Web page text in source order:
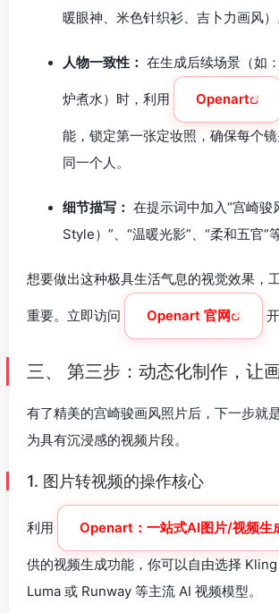
暖眼神、米色针织衫、吉卜力画风）
人物一致性： 在生成后续场景（如
炉煮水）时，利用 Openart
能，锁定第一张定妆照，确保每个
同一个人。
细节描写： 在提示词中加入“宫崎骏
Style）”、“温暖光影”、“柔和五官”
想要做出这种极具生活气息的视觉效果，
重要。立即访问 Openart 官网
三、 第三步：动态化制作，让
有了精美的宫崎骏画风照片后，下一步就
为具有沉浸感的视频片段。
1. 图片转视频的操作核心
利用 Openart：一站式AI图片/视频生
供的视频生成功能，你可以自由选择 Kling
Luma 或 Runway 等主流 AI 视频模型。